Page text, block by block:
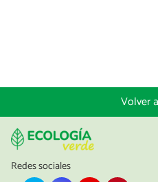
Volver
Redes sociales